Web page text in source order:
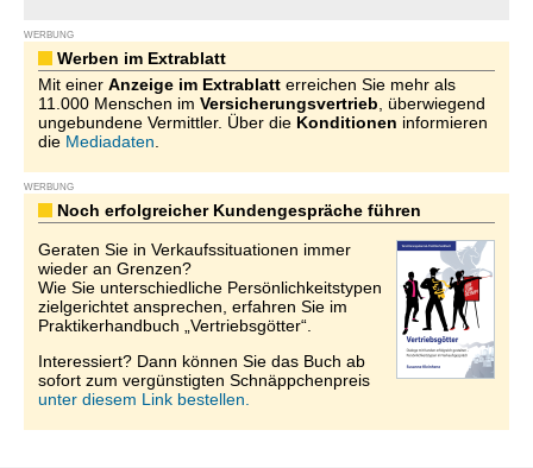
WERBUNG
Werben im Extrablatt
Mit einer Anzeige im Extrablatt erreichen Sie mehr als
11.000 Menschen im Versicherungsvertrieb , überwiegend
ungebundene Vermittler. Über die Konditionen informieren
die Mediadaten
WERBUNG
Noch erfolgreicher Kundengespräche führen
Geraten Sie in Verkaufssituationen immer
wieder an Grenzen?
Wie Sie unterschiedliche Persönlichkeitstypen
zielgerichtet ansprechen, erfahren Sie im
Praktikerhandbuch „Vertriebsgötter“.
Interessiert? Dann können Sie das Buch ab
sofort zum vergünstigten Schnäppchenpreis
unter diesem Link bestellen.